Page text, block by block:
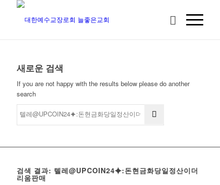
새로운 검색
If you are not happy with the results below please do another
search
검색 결과: 텔레@UPCOIN24⯌:돈현금화당일정산이더
리움판매